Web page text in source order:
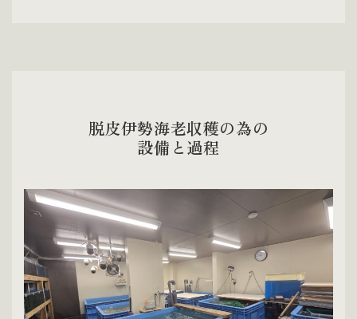
脱皮伊勢海老収穫の為の
設備と過程